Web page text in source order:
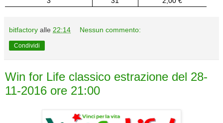
bitfactory alle 22:14 Nessun commento:
Condividi
Win for Life classico estrazione del 28-
11-2016 ore 21:00